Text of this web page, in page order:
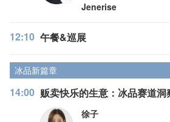
Jenerise
12:10 午餐&巡展
冰品新篇章
14:00 贩卖快乐的生意：冰品赛道
徐子